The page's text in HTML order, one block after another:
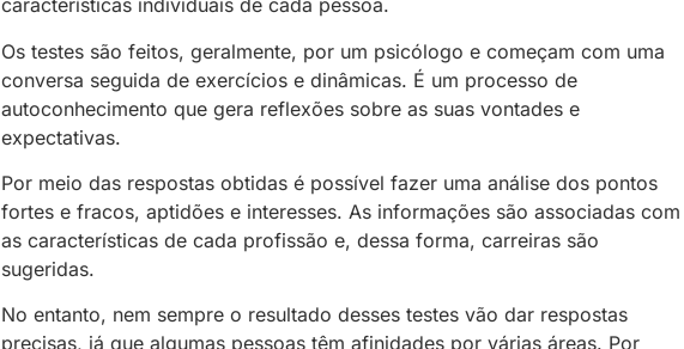
características individuais de cada pessoa.
Os testes são feitos, geralmente, por um psicólogo e começam com uma
conversa seguida de exercícios e dinâmicas. É um processo de
autoconhecimento que gera reflexões sobre as suas vontades e
expectativas.
Por meio das respostas obtidas é possível fazer uma análise dos pontos
fortes e fracos, aptidões e interesses. As informações são associadas com
as características de cada profissão e, dessa forma, carreiras são
sugeridas.
No entanto, nem sempre o resultado desses testes vão dar respostas
precisas, já que algumas pessoas têm afinidades por várias áreas. Por